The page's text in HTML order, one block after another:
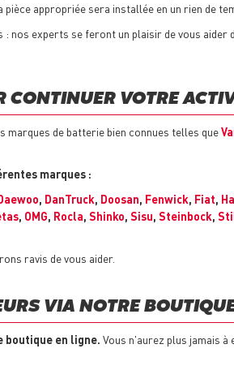
appropriée sera installée en un rien de
experts se feront un plaisir de vous aider
CONTINUER VOTRE
marques de batterie bien connues telles que
marques :
, DanTruck, Doosan, Fenwick, Fiat,
, OMG, Rocla, Shinko, Sisu, Steinbock,
ravis de vous aider.
VIA NOTRE
boutique en ligne. Vous n'aurez plus jamais